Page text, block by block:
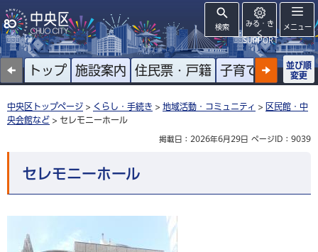
検索
みる・き
く
SUPPORT
メニュー
トップ 施設案内 住民票・戸籍 子育て 高齢者
並び順
変更
中央区トップページ > くらし・手続き > 地域活動・コミュニティ > 区民館・中
央会館など > セレモニーホール
掲載日：2026年6月29日 ページID：9039
セレモニーホール